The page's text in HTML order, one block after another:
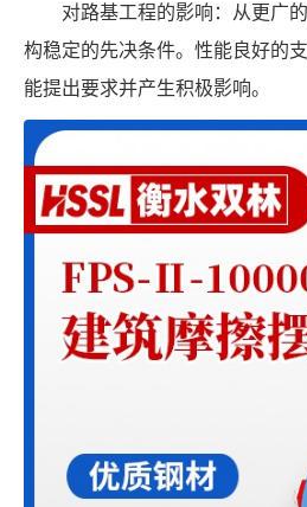
对路基工程的影响：从更广
构稳定的先决条件。性能良好的
能提出要求并产生积极影响。